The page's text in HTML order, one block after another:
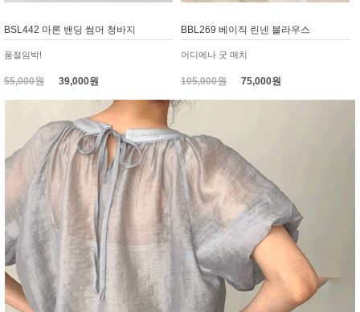
BSL442 마론 밴딩 썸머 청바지
품절임박!
55,000원39,000원
BBL269 베이직 린넨 블라우스
어디에나 굿 매치
105,000원75,000원